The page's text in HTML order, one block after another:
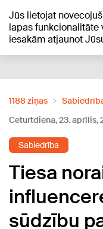
Jūs lietojat
lapas funkcionalitāte
iesakām atjaunot
+23°C
1188 ziņas
Ceturtdiena, 23. aprīlis,
Sabiedrība
Tiesa
sūdzību